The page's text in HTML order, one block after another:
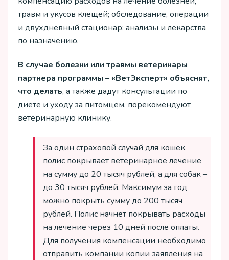
травм и укусов клещей; обследование, операции
и двухдневный стационар; анализы и лекарства
по назначению.
В случае болезни или травмы ветеринары
партнера программы – «ВетЭксперт» объяснят,
что делать, а также дадут консультации по
диете и уходу за питомцем, порекомендуют
ветеринарную клинику.
За один страховой случай для кошек
полис покрывает ветеринарное лечение
на сумму до 20 тысяч рублей, а для собак –
до 30 тысяч рублей. Максимум за год
можно покрыть сумму до 200 тысяч
рублей. Полис начнет покрывать расходы
на лечение через 10 дней после оплаты.
Для получения компенсации необходимо
отправить компании копии заявления на